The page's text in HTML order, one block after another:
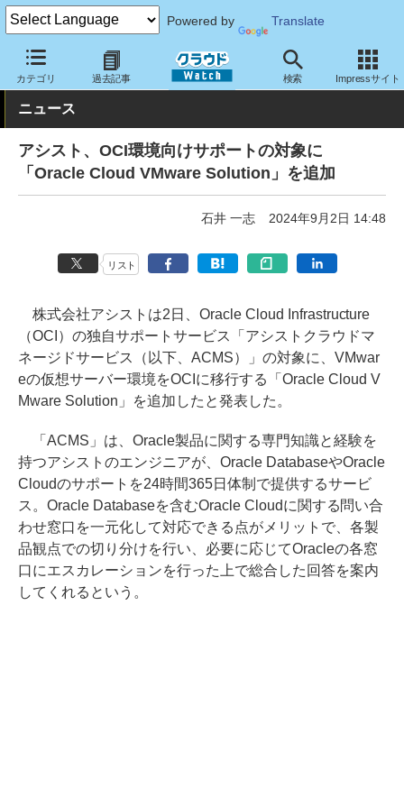
Powered by Translate
カテゴリ 過去記事 検索 Impressサイト
クラウド Watch サービス・ソフト サービス サポート・保守
ニュース
アシスト、OCI環境向けサポートの対象に
「Oracle Cloud VMware Solution」を追加
石井 一志 2024年9月2日 14:48
リスト
株式会社アシストは2日、Oracle Cloud Infrastructure
（OCI）の独自サポートサービス「アシストクラウドマ
ネージドサービス（以下、ACMS）」の対象に、VMwar
eの仮想サーバー環境をOCIに移行する「Oracle Cloud V
Mware Solution」を追加したと発表した。
「ACMS」は、Oracle製品に関する専門知識と経験を
持つアシストのエンジニアが、Oracle DatabaseやOracle
Cloudのサポートを24時間365日体制で提供するサービ
ス。Oracle Databaseを含むOracle Cloudに関する問い合
わせ窓口を一元化して対応できる点がメリットで、各製
品観点での切り分けを行い、必要に応じてOracleの各窓
口にエスカレーションを行った上で総合した回答を案内
してくれるという。